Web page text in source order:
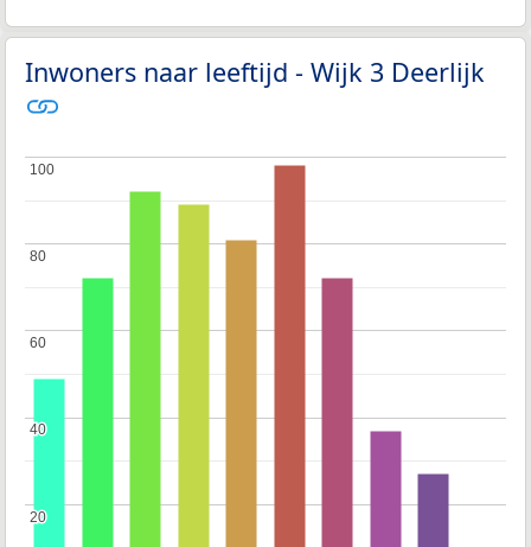
Inwoners naar leeftijd - Wijk 3 Deerlijk
20
20
40
40
60
60
80
80
100
100